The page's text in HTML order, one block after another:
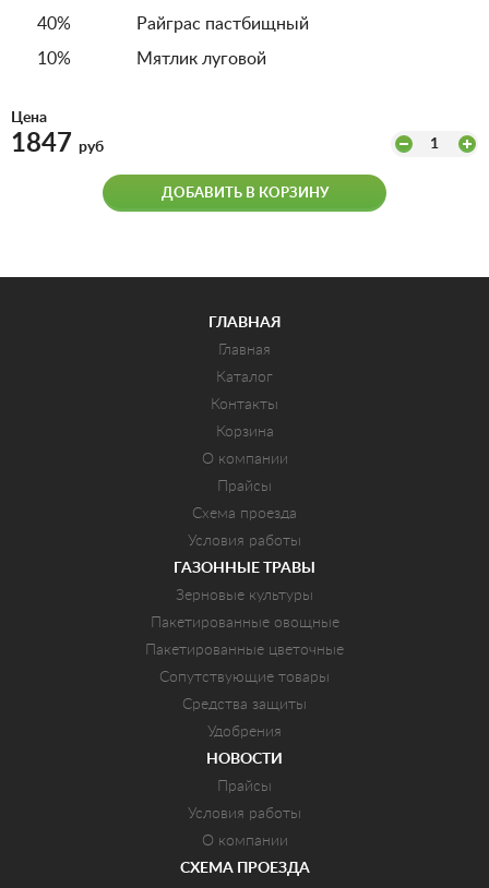
40% Райграс пастбищный
10% Мятлик луговой
Цена
1847 руб 1
ДОБАВИТЬ В КОРЗИНУ
ГЛАВНАЯ
Главная
Каталог
Контакты
Корзина
О компании
Прайсы
Схема проезда
Условия работы
ГАЗОННЫЕ ТРАВЫ
Зерновые культуры
Пакетированные овощные
Пакетированные цветочные
Сопутствующие товары
Средства защиты
Удобрения
НОВОСТИ
Прайсы
Условия работы
О компании
СХЕМА ПРОЕЗДА